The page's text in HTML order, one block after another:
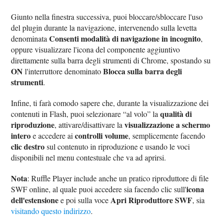
Giunto nella finestra successiva, puoi bloccare/sbloccare l'uso
del plugin durante la navigazione, intervenendo sulla levetta
denominataConsenti modalità di navigazione in incognito,
oppure visualizzare l'icona del componente aggiuntivo
direttamente sulla barra degli strumenti di Chrome, spostando su
ON l'interruttore denominatoBlocca sulla barra degli
strumenti.
Infine, ti farà comodo sapere che, durante la visualizzazione dei
contenuti in Flash, puoi selezionare “al volo” laqualità di
riproduzione, attivare/disattivare lavisualizzazione a schermo
interoe accedere aicontrolli volume, semplicemente facendo
clic destrosul contenuto in riproduzione e usando le voci
disponibili nel menu contestuale che va ad aprirsi.
Nota: Ruffle Player include anche un pratico riproduttore di file
SWF online, al quale puoi accedere sia facendo clic sull'icona
dell'estensionee poi sulla voceApri Riproduttore SWF, sia
visitando questo indirizzo.